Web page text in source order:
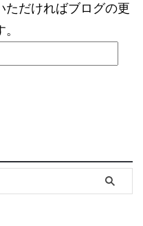
ただければブログの更